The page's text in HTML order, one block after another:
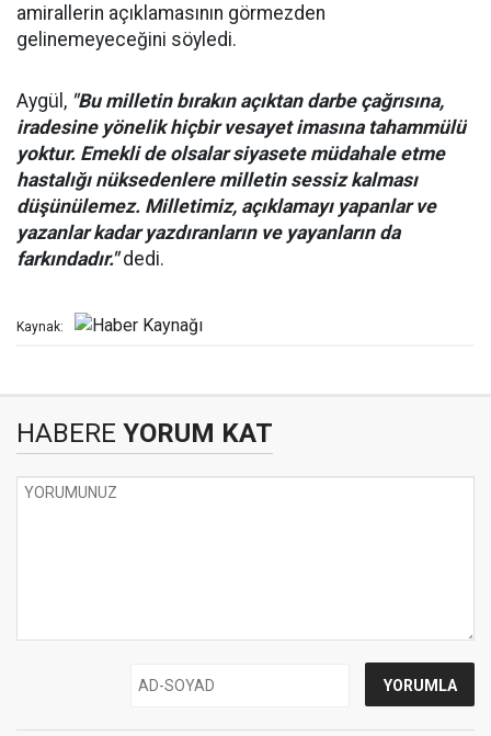
amirallerin açıklamasının görmezden
gelinemeyeceğini söyledi.
Aygül, "Bu milletin bırakın açıktan darbe çağrısına,
iradesine yönelik hiçbir vesayet imasına tahammülü
yoktur. Emekli de olsalar siyasete müdahale etme
hastalığı nüksedenlere milletin sessiz kalması
düşünülemez. Milletimiz, açıklamayı yapanlar ve
yazanlar kadar yazdıranların ve yayanların da
farkındadır."dedi.
Kaynak:
HABERE YORUM KAT